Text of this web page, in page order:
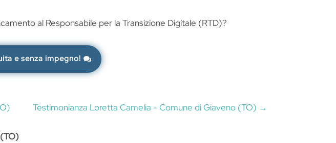
al Responsabile per la Transizione Digitale (RTD)?
e senza impegno!
Testimonianza Loretta Camelia - Comune di Giaveno (TO) →